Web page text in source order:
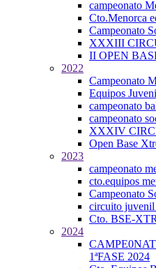
campeonato
Cto.Menorca
Campeonato
XXXIII
II OPEN
2022
Campeonato
Equipos
campeonato
campeonato
XXXIV
Open Base
2023
campeonato
cto.equipos
Campeonato
circuito
Cto. BSE-
2024
1ªFASE 2024